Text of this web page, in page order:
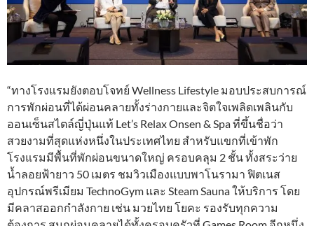
“ทางโรงแรมยังตอบโจทย์ Wellness Lifestyle มอบประสบการณ์
การพักผ่อนที่ได้ผ่อนคลายทั้งร่างกายและจิตใจเพลิดเพลินกับ
ออนเซ็นสไตล์ญี่ปุ่นแท้ Let’s Relax Onsen & Spa ที่ขึ้นชื่อว่า
สวยงามที่สุดแห่งหนึ่งในประเทศไทย สำหรับแขกที่เข้าพัก
โรงแรมมีพื้นที่พักผ่อนขนาดใหญ่ ครอบคลุม 2 ชั้น ทั้งสระว่าย
น้ำลอยฟ้ายาว 50 เมตร ชมวิวเมืองแบบพาโนรามา ฟิตเนส
อุปกรณ์พรีเมียม TechnoGym และ Steam Sauna ให้บริการ โดย
มีคลาสออกกำลังกาย เช่น มวยไทย โยคะ รองรับทุกความ